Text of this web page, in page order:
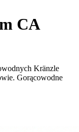
CA
Kränzle
Gorącowodne